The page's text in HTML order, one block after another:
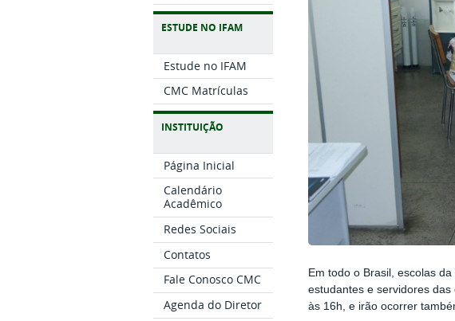
ESTUDE NO IFAM
Estude no IFAM
CMC Matrículas
INSTITUIÇÃO
Página Inicial
Calendário
Acadêmico
Redes Sociais
Contatos
Fale Conosco CMC
Agenda do Diretor
Em todo o Brasil, escolas
estudantes e servidores
às 16h, e irão ocorrer